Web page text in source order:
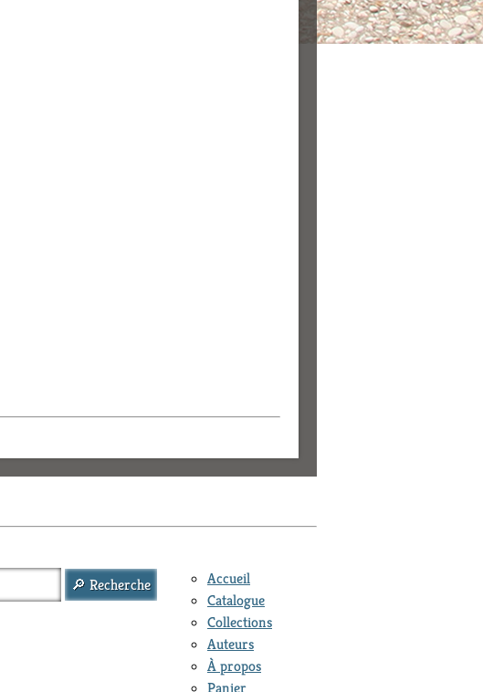
Accueil
Catalogue
Collections
Auteurs
À propos
Panier